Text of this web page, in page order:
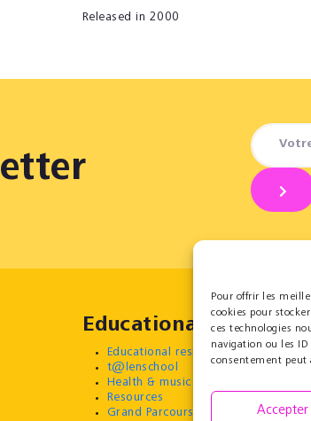
Pour offrir les
cookies pour
ces technologies
navigation ou les
consentement peut
Accepter
Released in 2000
Educational
Educational residencies
t@lenschool
Health & music
Resources
Grand Parcours Sonore